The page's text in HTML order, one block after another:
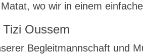
wo wir in einem
Oussem
Begleitmannschaft und